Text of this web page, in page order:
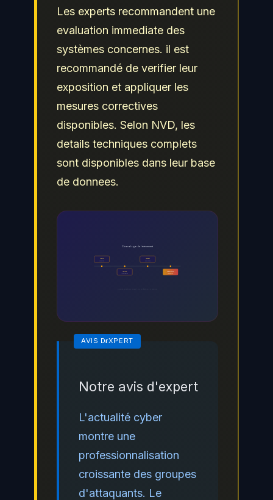
Les experts recommandent une
evaluation immediate des
systèmes concernes. il est
recommandé de verifier leur
exposition et appliquer les
mesures correctives
disponibles. Selon NVD, les
details techniques complets
sont disponibles dans leur base
de donnees.
Alerte
Analyse
Impact
Resolution
Chronologie de l événement
Timeline de gestion d incident - De la détection a la resolution
Notre avis d'expert
L'actualité cyber
montre une
professionnalisation
croissante des groupes
d'attaquants. Le